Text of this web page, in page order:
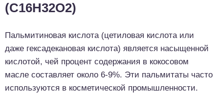
(C16H32O2)
Пальмитиновая кислота (цетиловая кислота или
даже гексадекановая кислота) является насыщенной
кислотой, чей процент содержания в кокосовом
масле составляет около 6-9%. Эти пальмитаты часто
используются в косметической промышленности.